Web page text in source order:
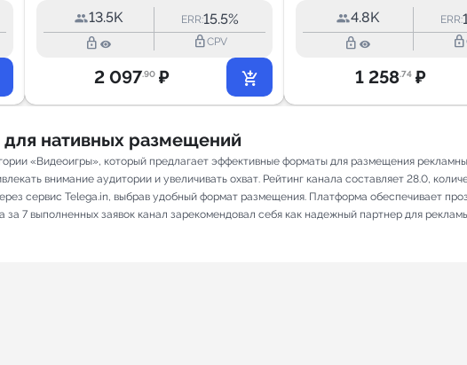
13.5K ERR:15.5%
lock_outline lock_outlineCPV
2 097.90 ₽
4.8K ERR:
lock_outline lock_outline
1 258.74 ₽
для нативных размещений
«Видеоигры», который предлагает эффективные форматы для размещения
внимание аудитории и увеличивать охват. Рейтинг канала составляет 28.0,
сервис Telega.in, выбрав удобный формат размещения. Платформа обеспечивает
7 выполненных заявок канал зарекомендовал себя как надежный партнер для